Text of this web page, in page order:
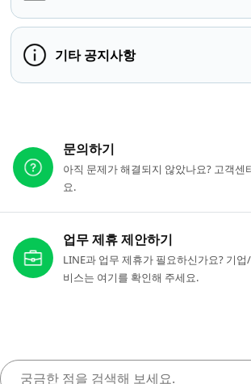
기타 공지사항
문의하기
아직 문제가 해결되지 않았나요? 고객센
요.
업무 제휴 제안하기
LINE과 업무 제휴가 필요하신가요? 기업
비스는 여기를 확인해 주세요.